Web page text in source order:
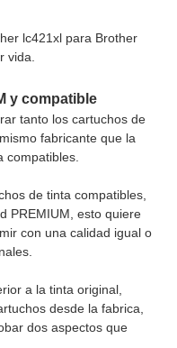
lc421xl para Brother
vida.
y compatible
tanto los cartuchos de
fabricante que la
compatibles.
de tinta compatibles,
PREMIUM, esto quiere
con una calidad igual o
a la tinta original,
desde la fabrica,
dos aspectos que